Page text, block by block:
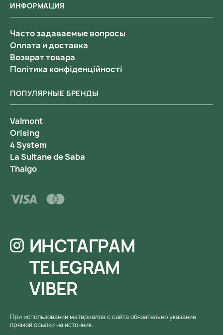
ИНФОРМАЦИЯ
Часто задаваемые вопросы
Оплата и доставка
Возврат товара
Політика конфіденційності
ПОПУЛЯРНЫЕ БРЕНДЫ
Valmont
Orising
4 System
La Sultane de Saba
Thalgo
ИНСТАГРАМ
TELEGRAM
VIBER
При использовании материалов с сайта обязательно указание
прямой ссылки на источник.